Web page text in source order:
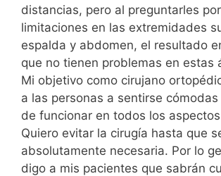
distancias, pero al preguntarles
limitaciones en las extremidades
espalda y abdomen, el resultado
que no tienen problemas en estas
Mi objetivo como cirujano
a las personas a sentirse
de funcionar en todos los
Quiero evitar la cirugía hasta que
absolutamente necesaria. Por lo
digo a mis pacientes que sabrán